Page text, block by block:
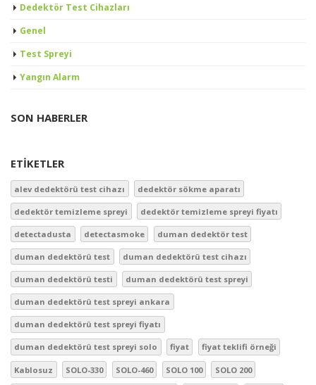
Dedektör Test Cihazları
Genel
Test Spreyi
Yangın Alarm
SON HABERLER
ETIKETLER
alev dedektörü test cihazı dedektör sökme aparatı
dedektör temizleme spreyi dedektör temizleme spreyi fiyatı
detectadusta detectasmoke duman dedektör test
duman dedektörü test duman dedektörü test cihazı
duman dedektörü testi duman dedektörü test spreyi
duman dedektörü test spreyi ankara
duman dedektörü test spreyi fiyatı
duman dedektörü test spreyi solo fiyat fiyat teklifi örneği
Kablosuz SOLO-330 SOLO-460 SOLO 100 SOLO 200